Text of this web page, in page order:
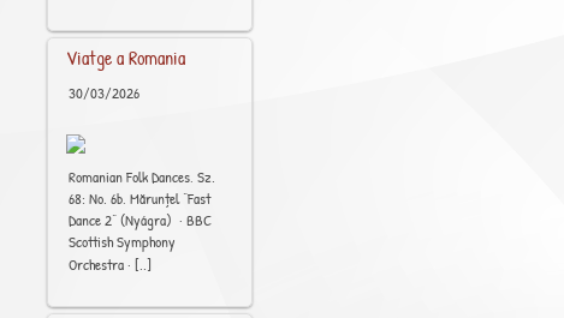
Viatge a Romania
30/03/2026
Romanian Folk Dances, Sz.
68: No. 6b, Mărunțel “Fast
Dance 2” (Nyágra) · BBC
Scottish Symphony
Orchestra · [..]